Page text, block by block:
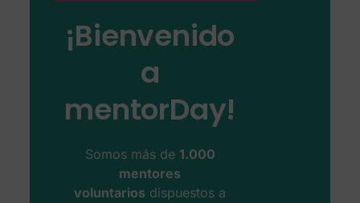
¡Bienvenido
a
mentorDay!
Somos más de 1.000
mentores
voluntarios dispuestos a